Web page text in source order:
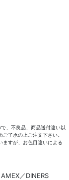
、不良品、商品送付違い以
了承の上ご注文下さい。
ますが、お色目違いによる
／DINERS